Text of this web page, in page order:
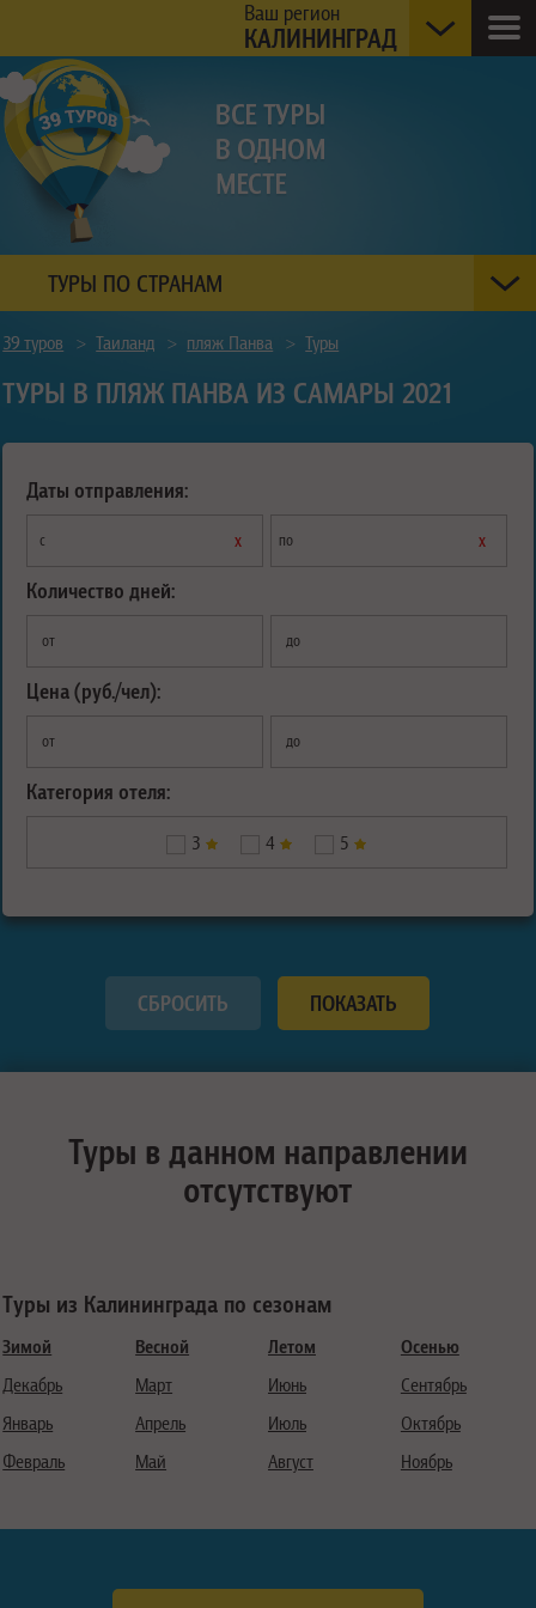
Ваш регион
КАЛИНИНГРАД
ТУРЫ ПО СТРАНАМ
39 туров > Таиланд > пляж Панва > Туры
ТУРЫ В ПЛЯЖ ПАНВА ИЗ САМАРЫ 2021
Даты отправления:
с х по х
Количество дней:
от до
Цена (руб./чел):
от до
Категория отеля:
3 4 5
Туры в данном направлении
отсутствуют
Туры из Калининграда по сезонам
Зимой
Декабрь
Январь
Февраль
Весной
Март
Апрель
Май
Летом
Июнь
Июль
Август
Осенью
Сентябрь
Октябрь
Ноябрь